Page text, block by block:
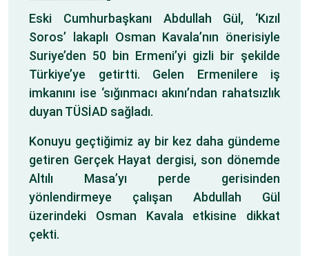
Eski Cumhurbaşkanı Abdullah Gül, ‘Kızıl
Soros’ lakaplı Osman Kavala’nın önerisiyle
Suriye’den 50 bin Ermeni’yi gizli bir şekilde
Türkiye’ye getirtti. Gelen Ermenilere iş
imkanını ise ‘sığınmacı akını’ndan rahatsızlık
duyan TÜSİAD sağladı.
Konuyu geçtiğimiz ay bir kez daha gündeme
getiren Gerçek Hayat dergisi, son dönemde
Altılı Masa’yı perde gerisinden
yönlendirmeye çalışan Abdullah Gül
üzerindeki Osman Kavala etkisine dikkat
çekti.